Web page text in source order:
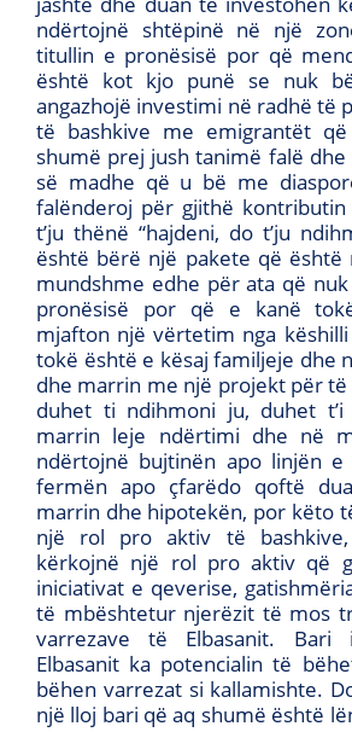
ndërtojnë shtëpinë në një
titullin e pronësisë por që
është kot kjo punë se nuk
angazhojë investimi në radhë të
të bashkive me emigrantët
shumë prej jush tanimë falë dhe
së madhe që u bë me
falënderoj për gjithë
t’ju thënë “hajdeni, do t’ju
është bërë një pakete që
mundshme edhe për ata që
pronësisë por që e kanë
mjafton një vërtetim nga
tokë është e kësaj familjeje dhe
dhe marrin me një projekt për
duhet ti ndihmoni ju, duhet t’i
marrin leje ndërtimi dhe në
ndërtojnë bujtinën apo linjën
fermën apo çfarëdo qoftë
marrin dhe hipotekën, por këto
një rol pro aktiv të
kërkojnë një rol pro aktiv që
iniciativat e qeverise,
të mbështetur njerëzit të mos
varrezave të Elbasanit.
Elbasanit ka potencialin të
bëhen varrezat si kallamishte.
një lloj bari që aq shumë është